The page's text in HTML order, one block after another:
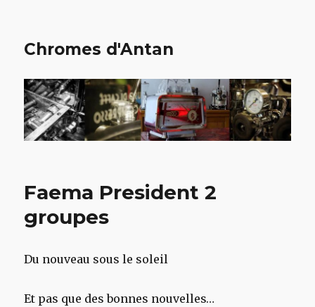
Chromes d'Antan
Faema President 2
groupes
Du nouveau sous le soleil
Et pas que des bonnes nouvelles…